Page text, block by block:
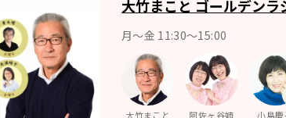
大竹まこと ゴールデンラ
月〜金 11:30～15:00
大竹まこと 阿佐ヶ谷姉 小島